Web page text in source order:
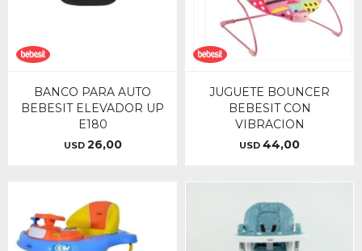
BANCO PARA AUTO
BEBESIT ELEVADOR UP
E180
USD 26,00
JUGUETE BOUNCER
BEBESIT CON
VIBRACION
USD 44,00